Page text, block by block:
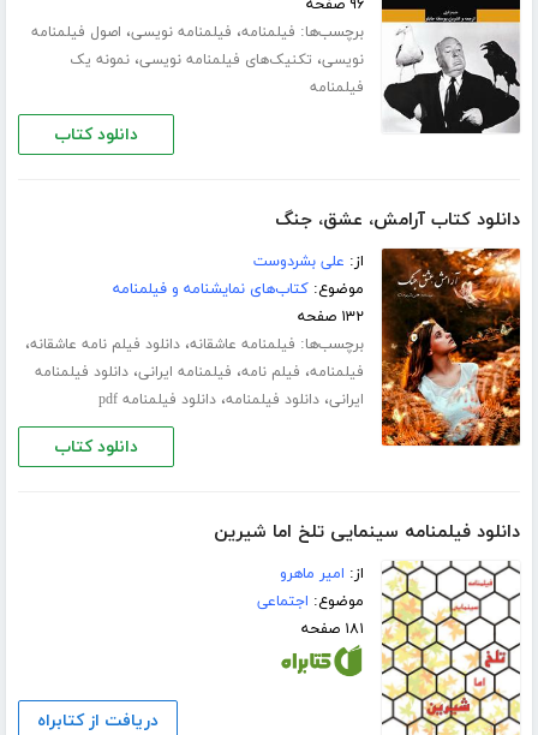
۹۶ صفحه
برچسب‌ها: فیلمنامه، فیلمنامه نویسی، اصول فیلمنامه
نویسی، تکنیک‌های فیلمنامه نویسی،نمونه یک
فیلمنامه
دانلود کتاب
دانلود کتاب آرامش، عشق، جنگ
از: علی بشردوست
موضوع:کتاب‌های نمایشنامه و فیلمنامه
۱۳۲ صفحه
برچسب‌ها: فیلمنامه عاشقانه،دانلود فیلم نامه عاشقانه،
فیلمنامه، فیلم نامه، فیلمنامه ایرانی،دانلود فیلمنامه
ایرانی،دانلود فیلمنامه،دانلود فیلمنامه pdf
دانلود کتاب
دانلود فیلمنامه سینمایی تلخ اما شیرین
از: امیر ماهرو
موضوع: اجتماعی
۱۸۱ صفحه
دریافت از کتابراه